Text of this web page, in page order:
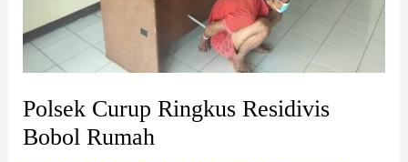
Polsek Curup Ringkus Residivis
Bobol Rumah